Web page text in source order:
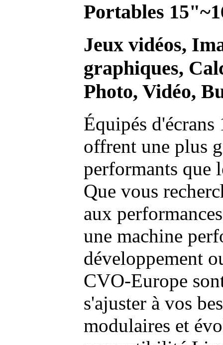
Portables
Jeux vidéos,
graphiques,
Photo, Vidéo,
Équipés
offrent une plus
performants que
Que vous
aux
une machine
développement
CVO-Europe
s'ajuster à vos
modulaires et